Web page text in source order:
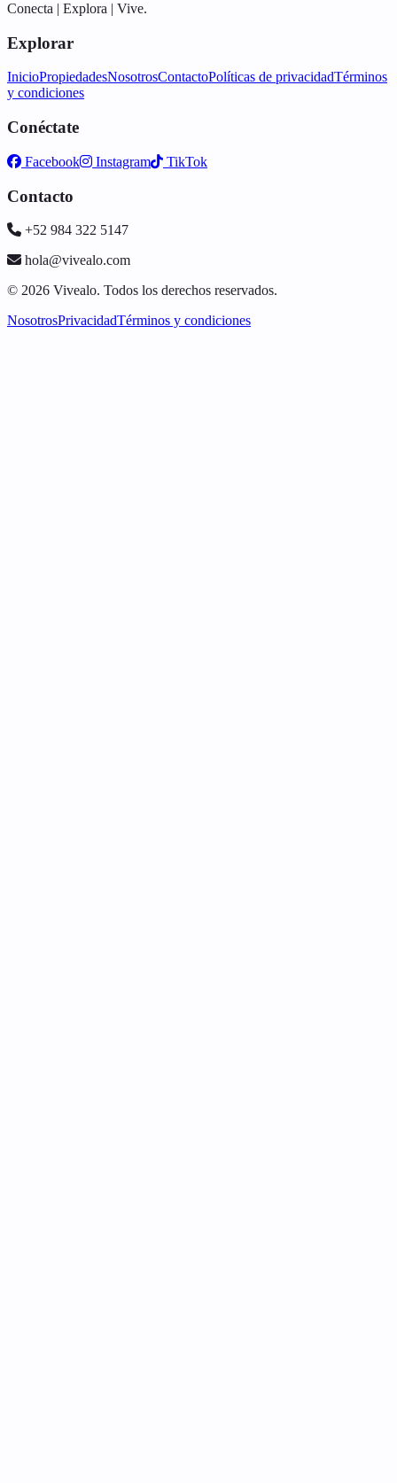
Conecta | Explora | Vive.
Explorar
InicioPropiedadesNosotrosContactoPolíticas de privacidadTérminos
y condiciones
Conéctate
Facebook Instagram TikTok
Contacto
+52 984 322 5147
hola@vivealo.com
© 2026 Vivealo. Todos los derechos reservados.
NosotrosPrivacidadTérminos y condiciones